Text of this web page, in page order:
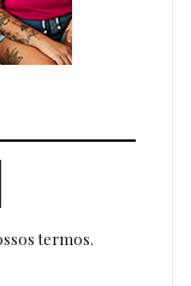
termos.